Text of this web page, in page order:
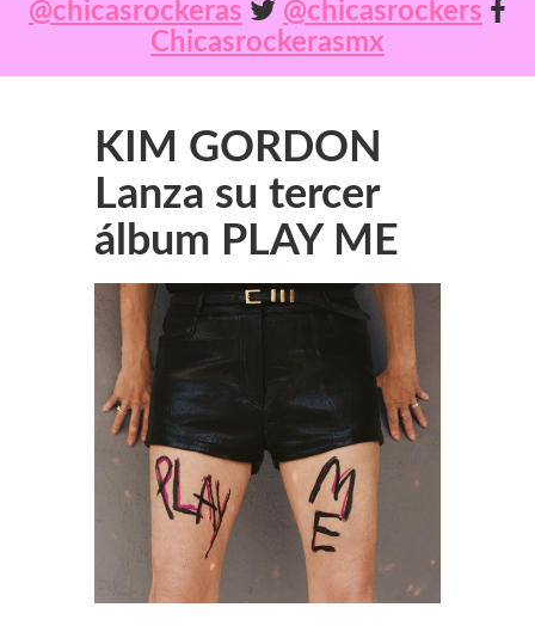
@chicasrockeras
@chicasrockers
Chicasrockerasmx
KIM GORDON
Lanza su tercer
álbum PLAY ME